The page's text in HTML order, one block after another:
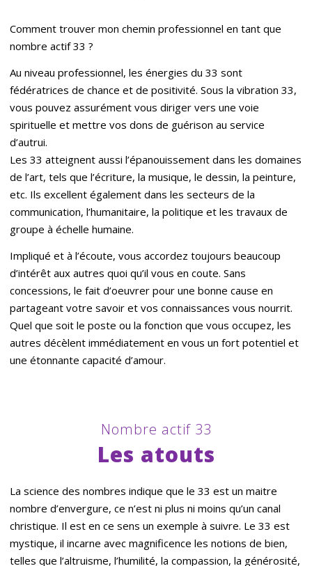
Comment trouver mon chemin professionnel en tant que
nombre actif 33 ?
Au niveau professionnel, les énergies du 33 sont
fédératrices de chance et de positivité. Sous la vibration 33,
vous pouvez assurément vous diriger vers une voie
spirituelle et mettre vos dons de guérison au service
d’autrui.
Les 33 atteignent aussi l’épanouissement dans les domaines
de l’art, tels que l’écriture, la musique, le dessin, la peinture,
etc. Ils excellent également dans les secteurs de la
communication, l’humanitaire, la politique et les travaux de
groupe à échelle humaine.
Impliqué et à l’écoute, vous accordez toujours beaucoup
d’intérêt aux autres quoi qu’il vous en coute. Sans
concessions, le fait d’oeuvrer pour une bonne cause en
partageant votre savoir et vos connaissances vous nourrit.
Quel que soit le poste ou la fonction que vous occupez, les
autres décèlent immédiatement en vous un fort potentiel et
une étonnante capacité d’amour.
Nombre actif 33
Les atouts
La science des nombres indique que le 33 est un maitre
nombre d’envergure, ce n’est ni plus ni moins qu’un canal
christique. Il est en ce sens un exemple à suivre. Le 33 est
mystique, il incarne avec magnificence les notions de bien,
telles que l’altruisme, l’humilité, la compassion, la générosité,